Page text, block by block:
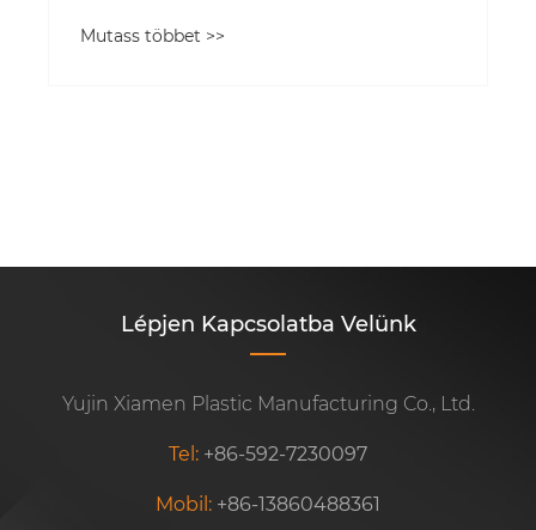
Mutass többet >>
Lépjen Kapcsolatba Velünk
Yujin Xiamen Plastic Manufacturing Co., Ltd.
Tel: +86-592-7230097
Mobil: +86-13860488361